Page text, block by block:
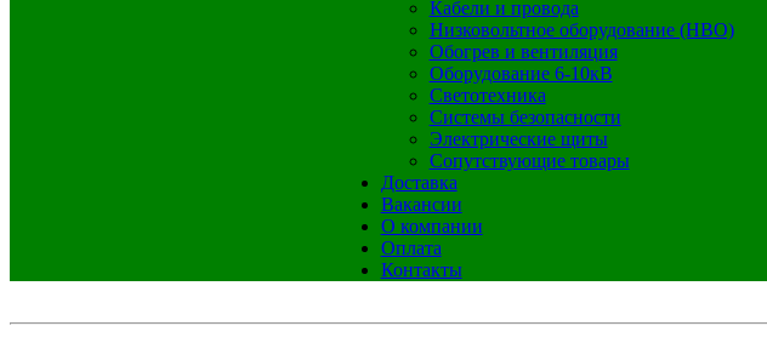
Кабели и провода
Низковольтное оборудование (НВО)
Обогрев и вентиляция
Оборудование 6-10кВ
Светотехника
Системы безопасности
Электрические щиты
Сопутствующие товары
Доставка
Вакансии
О компании
Оплата
Контакты